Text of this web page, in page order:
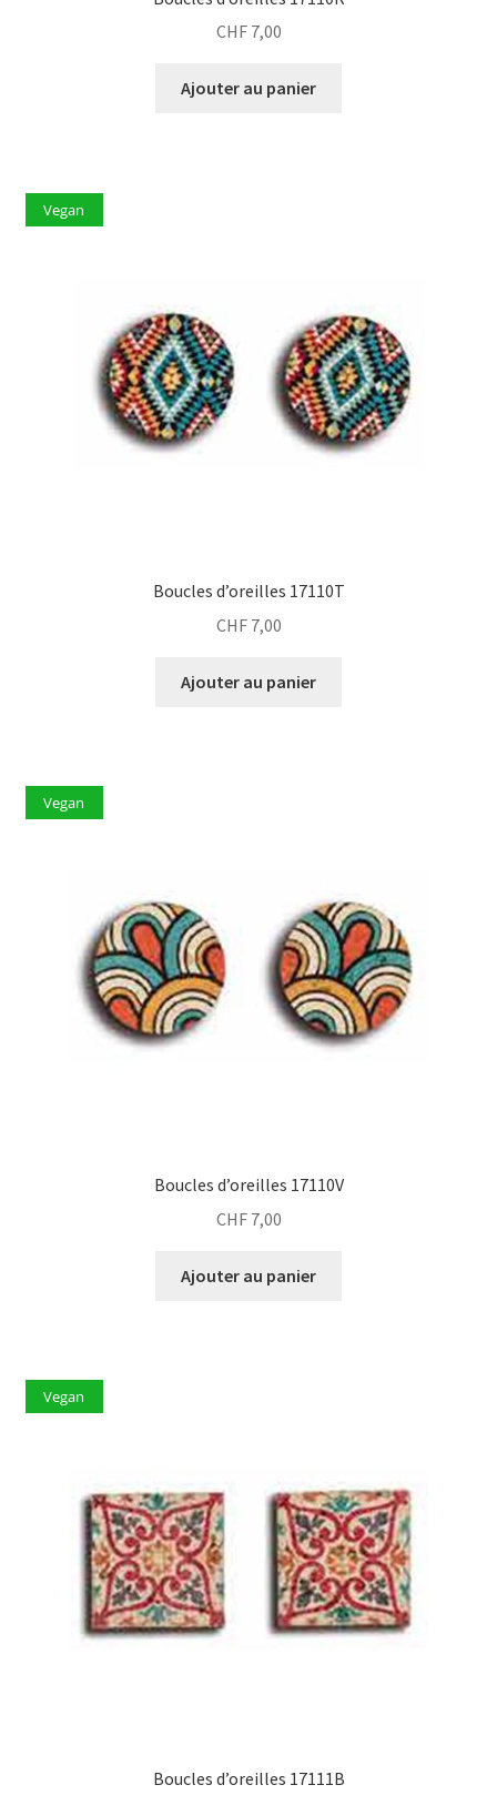
CHF7,00
Ajouter au panier
Vegan
Boucles d’oreilles 17110T
CHF7,00
Ajouter au panier
Vegan
Boucles d’oreilles 17110V
CHF7,00
Ajouter au panier
Vegan
Boucles d’oreilles 17111B